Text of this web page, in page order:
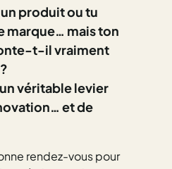
produit ou tu
marque… mais ton
t-il vraiment
véritable levier
et de
rendez-vous pour